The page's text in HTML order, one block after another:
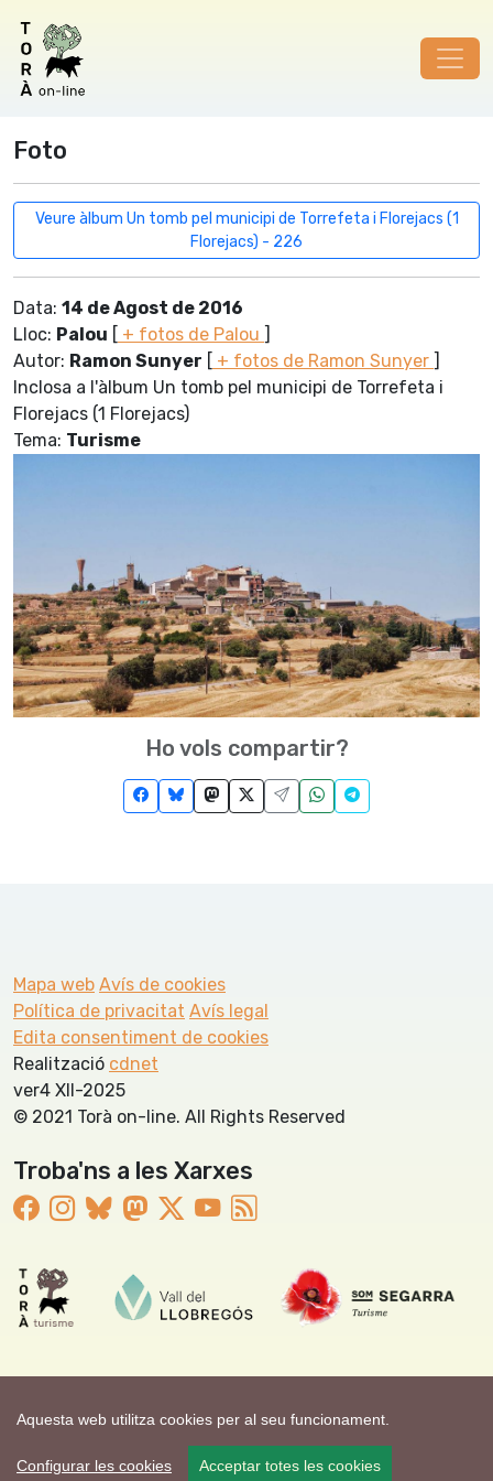
Aquesta web utilitza cookies per al seu funcionament.
Configurar les cookies Acceptar totes les cookies
Foto
Veure àlbum Un tomb pel municipi de Torrefeta i Florejacs (1
Florejacs) - 226
Data: 14 de Agost de 2016
Lloc: Palou [ + fotos de Palou ]
Autor: Ramon Sunyer [ + fotos de Ramon Sunyer ]
Inclosa a l'àlbum Un tomb pel municipi de Torrefeta i
Florejacs (1 Florejacs)
Tema: Turisme
Ho vols compartir?
Mapa web Avís de cookies
Política de privacitat Avís legal
Edita consentiment de cookies
Realització cdnet
ver4 XII-2025
© 2021 Torà on-line. All Rights Reserved
Troba'ns a les Xarxes